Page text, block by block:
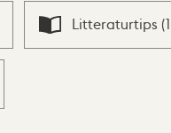
Litteraturtips (1